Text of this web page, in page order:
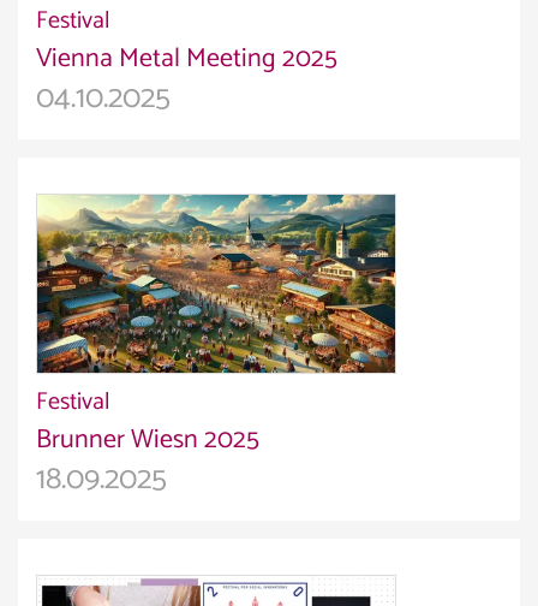
Festival
Vienna Metal Meeting 2025
04.10.2025
Festival
Brunner Wiesn 2025
18.09.2025